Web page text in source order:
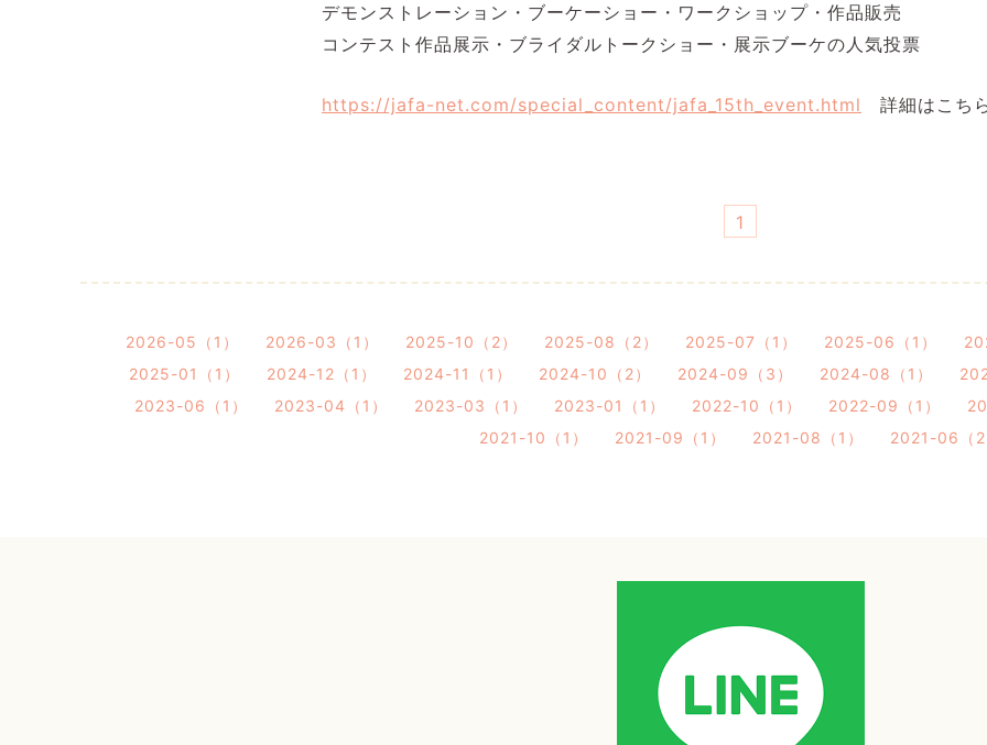
デモンストレーション・ブーケーショー・ワークショップ・作品販売
コンテスト作品展示・ブライダルトークショー・展示ブーケの人気投票
https://jafa-net.com/special_content/jafa_15th_event.html 詳細はこち
1
2026-05（1） 2026-03（1） 2025-10（2） 2025-08（2） 2025-07（1） 2025-06（1）
2025-01（1）
2024-12（1） 2024-11（1） 2024-10（2） 2024-09（3） 2024-08（1）
2023-06（1）
2023-04（1） 2023-03（1） 2023-01（1） 2022-10（1） 2022-09（1）
2021-10（1）
2021-09（1） 2021-08（1） 2021-06（